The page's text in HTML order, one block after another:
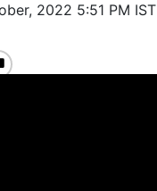
2022 5:51 PM IST